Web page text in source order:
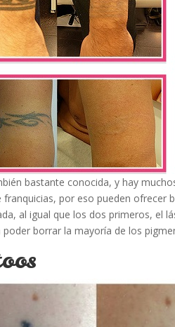
bastante conocida, y hay
franquicias, por eso pueden ofrecer
al igual que los dos primeros, el
poder borrar la mayoría de los